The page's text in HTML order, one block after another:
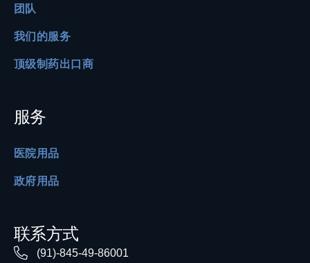
团队
我们的服务
顶级制药出口商
服务
医院用品
政府用品
联系方式
(91)-845-49-86001